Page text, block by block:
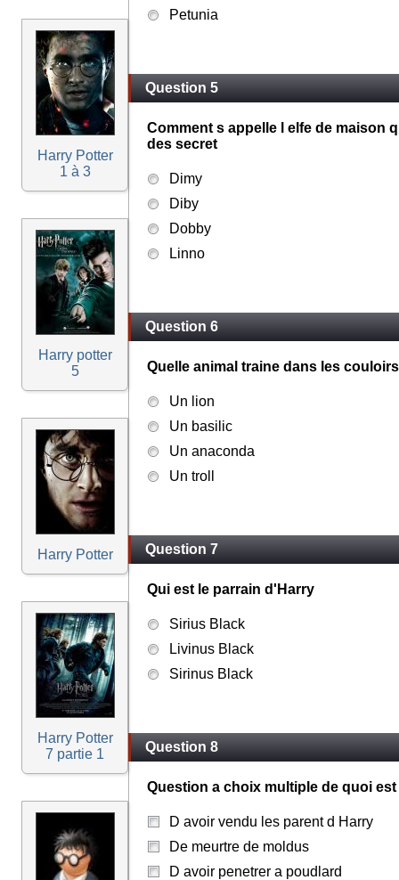
Harry Potter
1 à 3
Harry potter
5
Harry Potter
Harry Potter
7 partie 1
Petunia
Question 5
Comment s appelle l elfe de maison
des secret
Dimy
Diby
Dobby
Linno
Question 6
Quelle animal traine dans les
Un lion
Un basilic
Un anaconda
Un troll
Question 7
Qui est le parrain d'Harry
Sirius Black
Livinus Black
Sirinus Black
Question 8
Question a choix multiple de quoi
D avoir vendu les parent d Harry
De meurtre de moldus
D avoir penetrer a poudlard